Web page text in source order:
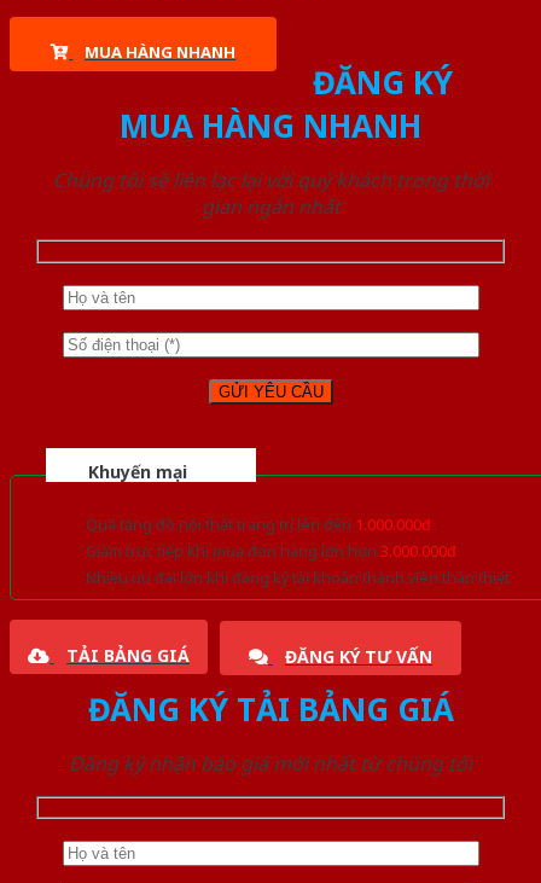
MUA HÀNG NHANH
ĐĂNG KÝ
MUA HÀNG NHANH
Chúng tôi sẽ liên lạc lại với quý khách trong thời
gian ngắn nhất
Khuyến mại
Quà tặng đồ nội thất trang trí lên đến 1.000.000đ
Giảm trực tiếp khi mua đơn hàng lớn hơn 3.000.000đ
Nhiều ưu đãi lớn khi đăng ký tài khoản thành viên thân thiết
TẢI BẢNG GIÁ ĐĂNG KÝ TƯ VẤN
ĐĂNG KÝ TẢI BẢNG GIÁ
Đăng ký nhận báo giá mới nhất từ chúng tôi